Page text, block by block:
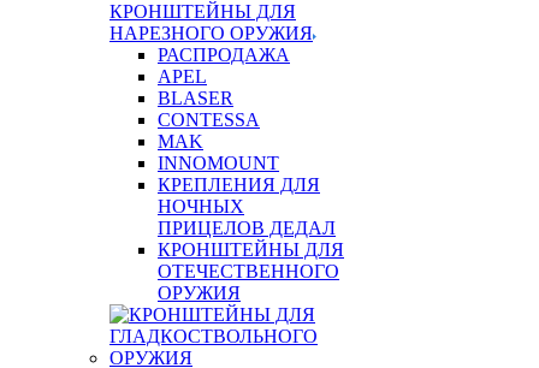
КРОНШТЕЙНЫ ДЛЯ
НАРЕЗНОГО ОРУЖИЯ
РАСПРОДАЖА
APEL
BLASER
CONTESSA
MAK
INNOMOUNT
КРЕПЛЕНИЯ ДЛЯ
НОЧНЫХ
ПРИЦЕЛОВ ДЕДАЛ
КРОНШТЕЙНЫ ДЛЯ
ОТЕЧЕСТВЕННОГО
ОРУЖИЯ